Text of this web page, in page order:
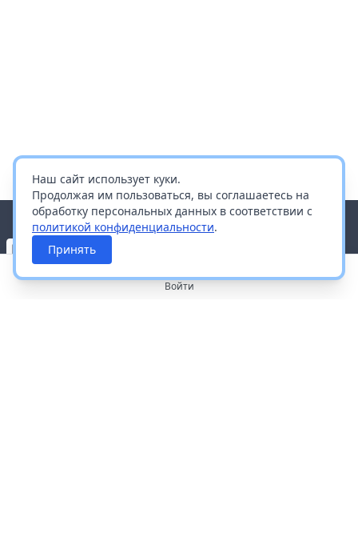
Наш сайт использует куки.
Продолжая им пользоваться, вы соглашаетесь на
обработку персональных данных в соответствии с
политикой конфиденциальности.
Принять
Войти